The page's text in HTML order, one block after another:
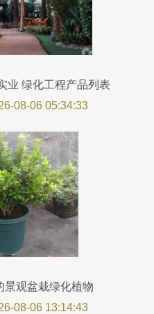
业 绿化工程产品列表
08-06 05:34:33
景观盆栽绿化植物
08-06 13:14:43